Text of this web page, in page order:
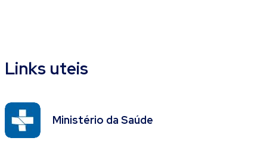
Links uteis
Ministério da Saúde